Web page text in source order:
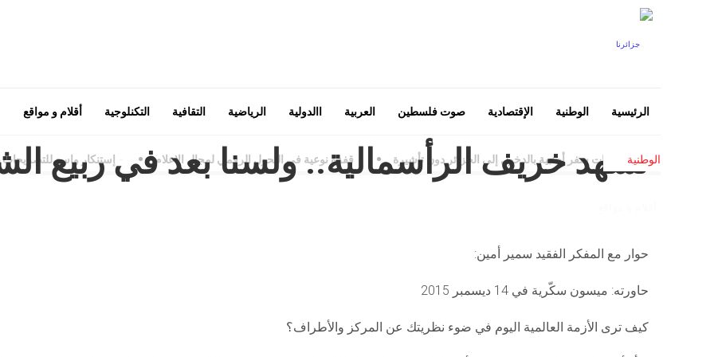
الرئيسية الوطنية الإقتصادية صوت فلسطين العربية االدولية الرياضية التقافية التكنلوجية أقلام و مواقع
الوطنية
الحاملين لجوازات سفر أجنبية بالدخول إلى الجزائر دون تأشيرة - قفزة نوعية في التحول الرقمي لمجال الاعلام - إستنكار واسع للتصريحات غير
نشهد خريف الرأسمالية.. ولسنا بعد في ربيع
حوار مع المفكر الفقيد سمير أمين:
حاورته: ميسون سكّرية في 14 ديسمبر 2015
كيف ترى الأزمة العالمية اليوم في ضوء نظريتك عن المركز والأطراف؟